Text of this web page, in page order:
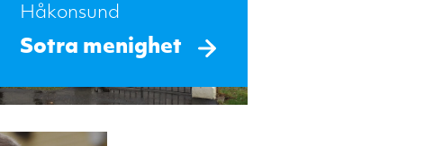
Håkonsund
Sotra menighet